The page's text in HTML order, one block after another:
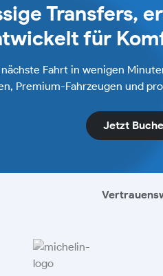
Transfers,
für
Fahrt in wenigen
Premium-Fahrzeugen und
Jetzt